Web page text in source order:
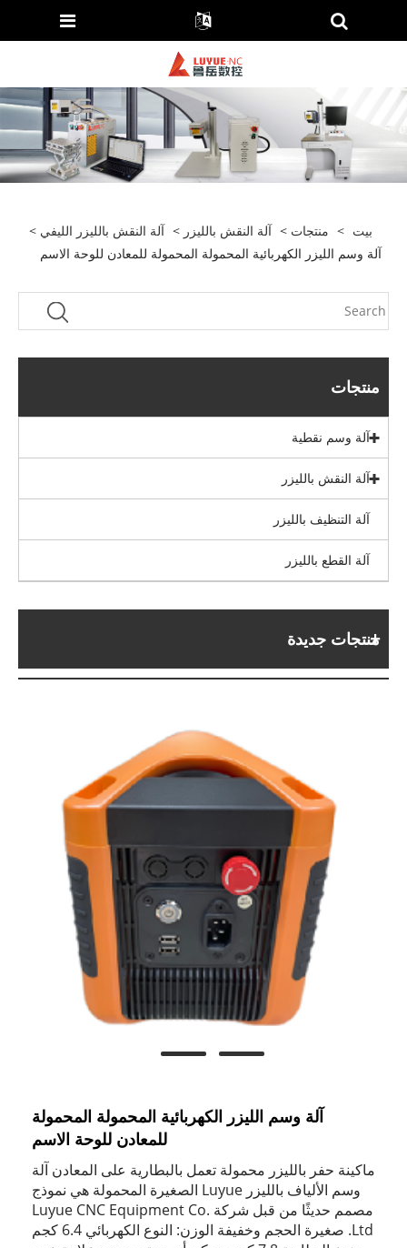
بيت > منتجات > آلة النقش بالليزر > آلة النقش بالليزر الليفي >
آلة وسم الليزر الكهربائية المحمولة المحمولة للمعادن للوحة الاسم
منتجات
آلة وسم نقطية
آلة النقش بالليزر
آلة التنظيف بالليزر
آلة القطع بالليزر
منتجات جديدة
آلة وسم الليزر الكهربائية المحمولة المحمولة
للمعادن للوحة الاسم
ماكينة حفر بالليزر محمولة تعمل بالبطارية على المعادن آلة
وسم الألياف بالليزر Luyue الصغيرة المحمولة هي نموذج
مصمم حديثًا من قبل شركة Luyue CNC Equipment Co.
Ltd. صغيرة الحجم وخفيفة الوزن: النوع الكهربائي 6.4 كجم